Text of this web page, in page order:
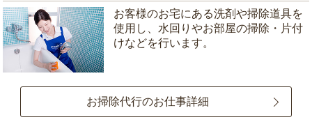
お客様のお宅にある洗剤や掃除道具を
使用し、水回りやお部屋の掃除・片付
けなどを行います。
お掃除代行のお仕事詳細